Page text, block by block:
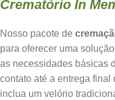
Crematório In
Nosso pacote de
para oferecer uma
as necessidades básicas
contato até a entrega
inclua um velório